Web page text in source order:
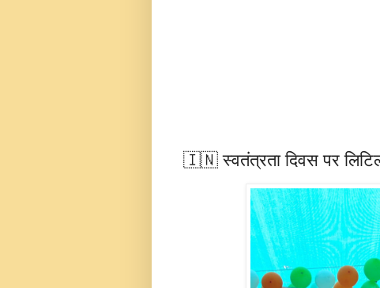
🇮🇳 स्वतंत्रता दिवस पर